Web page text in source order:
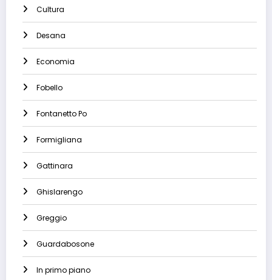
Cultura
Desana
Economia
Fobello
Fontanetto Po
Formigliana
Gattinara
Ghislarengo
Greggio
Guardabosone
In primo piano